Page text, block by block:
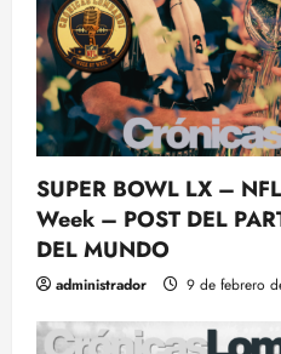
SUPER BOWL LX –
Week – POST DEL
DEL MUNDO
administrador 9 de febrero